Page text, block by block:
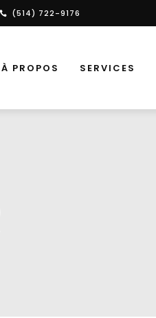
(514) 722-9176
À PROPOS SERVICES